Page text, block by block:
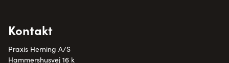
Kontakt
Praxis Herning A/S
Hammershusvej 16 k